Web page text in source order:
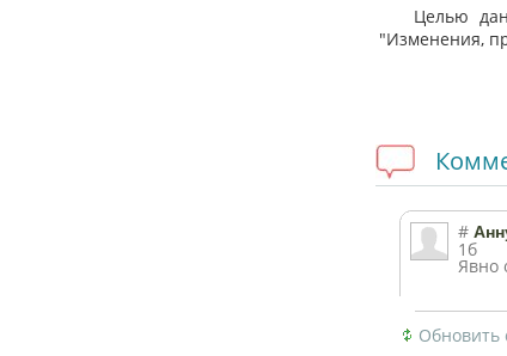
Целью
"Изменения,
#
1б
Явно
Обновить